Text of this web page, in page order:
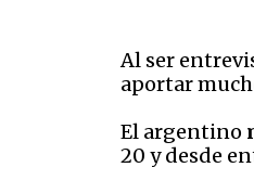
Al ser
aportar
El argentino
20 y desde